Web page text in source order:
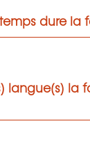
dure la
langue(s) la